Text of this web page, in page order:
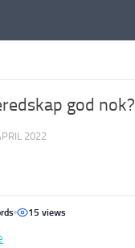
god nok?
2022
15 views